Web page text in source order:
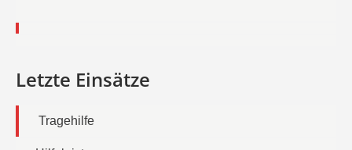
Letzte Einsätze
Tragehilfe